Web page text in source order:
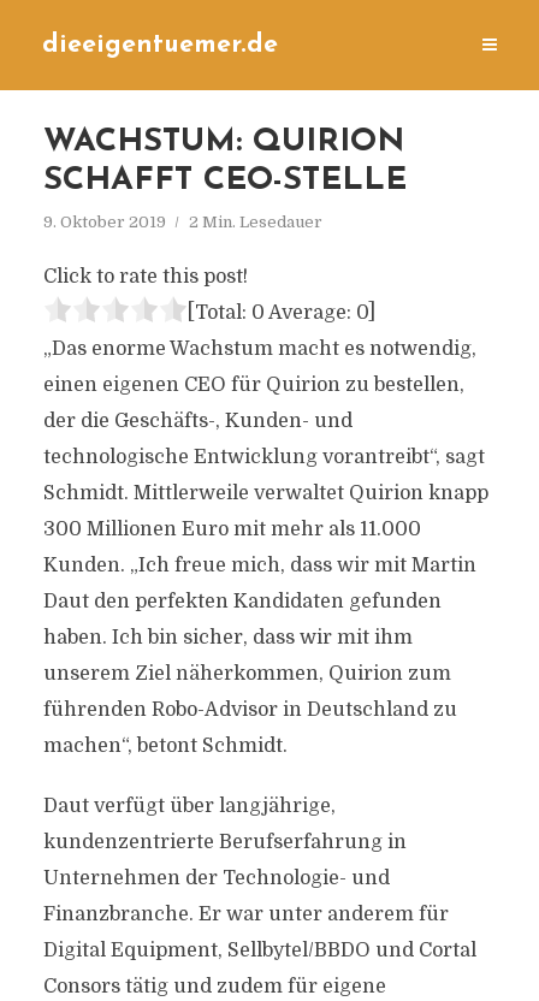
dieeigentuemer.de
WACHSTUM: QUIRION
SCHAFFT CEO-STELLE
9. Oktober 2019 2 Min. Lesedauer
Click to rate this post!
[Total: 0 Average: 0]
„Das enorme Wachstum macht es notwendig,
einen eigenen CEO für Quirion zu bestellen,
der die Geschäfts-, Kunden- und
technologische Entwicklung vorantreibt“, sagt
Schmidt. Mittlerweile verwaltet Quirion knapp
300 Millionen Euro mit mehr als 11.000
Kunden. „Ich freue mich, dass wir mit Martin
Daut den perfekten Kandidaten gefunden
haben. Ich bin sicher, dass wir mit ihm
unserem Ziel näherkommen, Quirion zum
führenden Robo-Advisor in Deutschland zu
machen“, betont Schmidt.
Daut verfügt über langjährige,
kundenzentrierte Berufserfahrung in
Unternehmen der Technologie- und
Finanzbranche. Er war unter anderem für
Digital Equipment, Sellbytel/BBDO und Cortal
Consors tätig und zudem für eigene